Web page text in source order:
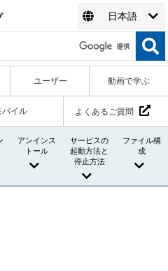
日本語
ユーザー 動画で学ぶ
バイル よくあるご質問
アンインス
トール
サービスの
起動方法と
停止方法
ファイル構
成